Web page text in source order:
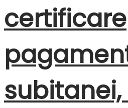
certificare